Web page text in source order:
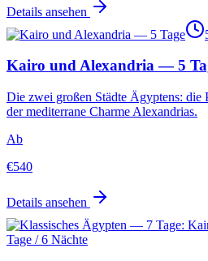
Details ansehen
Kairo und Alexandria — 5
Die zwei großen Städte Ägyptens: die
der mediterrane Charme Alexandrias.
Ab
€540
Details ansehen
Tage / 6 Nächte